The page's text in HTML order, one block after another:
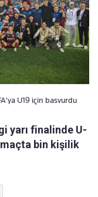
U19 için basvurdu
yarı finalinde U-
maçta bin kişilik